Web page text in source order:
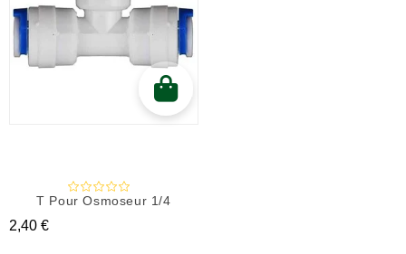
T Pour Osmoseur 1/4
Prix
2,40 €